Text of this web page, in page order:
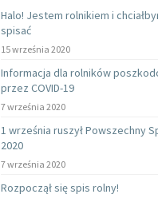
Halo! Jestem rolnikiem i
spisać
15 września 2020
Informacja dla rolników
przez COVID-19
7 września 2020
1 września ruszył Powszechny
2020
7 września 2020
Rozpoczął się spis rolny!